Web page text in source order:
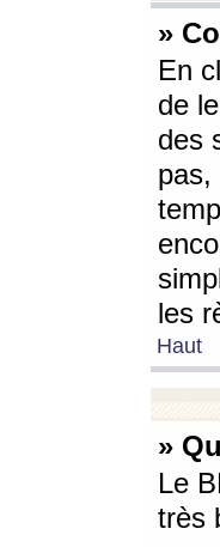
»
En
de
des
pas,
les
Haut
»
Le
très